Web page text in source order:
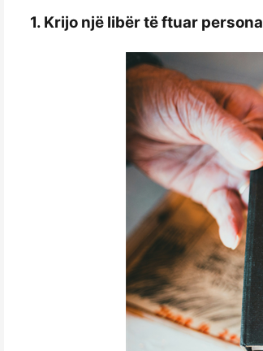
1. Krijo një libër të ftuar